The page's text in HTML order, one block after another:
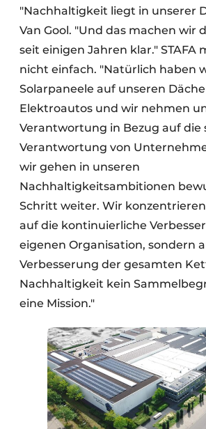
"Nachhaltigkeit liegt in unserer
Van Gool. "Und das machen wir
seit einigen Jahren klar." STAFA
nicht einfach. "Natürlich haben
Solarpaneele auf unseren
Elektroautos und wir nehmen
Verantwortung in Bezug auf die
Verantwortung von
wir gehen in unseren
Nachhaltigkeitsambitionen
Schritt weiter. Wir
auf die kontinuierliche
eigenen Organisation, sondern
Verbesserung der gesamten
Nachhaltigkeit kein
eine Mission."